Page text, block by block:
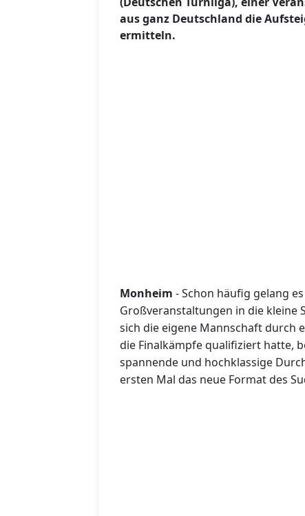
aus ganz Deutschland die
ermitteln.
Monheim - Schon häufig gelang
Großveranstaltungen in die kleine
sich die eigene Mannschaft durch
die Finalkämpfe qualifiziert hatte,
spannende und hochklassige
ersten Mal das neue Format des